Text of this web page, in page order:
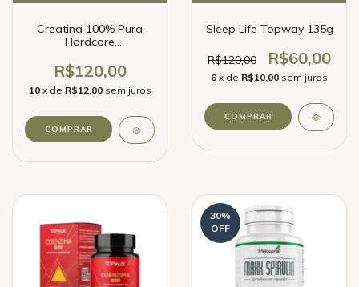
Creatina 100% Pura
Hardcore
R$120,00
10 x de R$12,00 sem juros
Sleep Life Topway 135g
R$120,00 R$60,00
6 x de R$10,00 sem juros
30%
OFF